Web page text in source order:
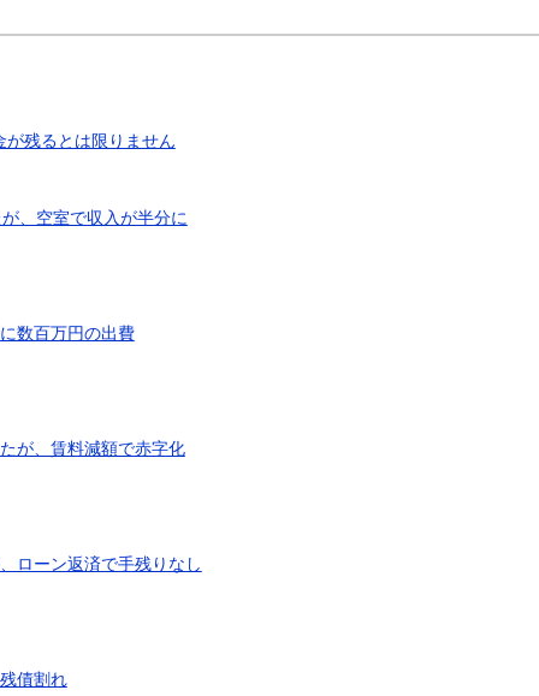
残るとは限りません
、空室で収入が半分に
数百万円の出費
が、賃料減額で赤字化
ローン返済で手残りなし
債割れ